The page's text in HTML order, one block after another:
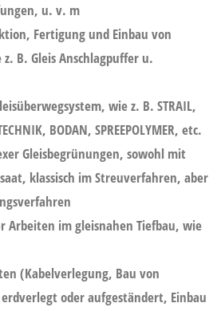
u. v. m
Fertigung und Einbau von
B. Gleis Anschlagpuffer u.
wie z. B. STRAIL,
BODAN, SPREEPOLYMER, etc.
Gleisbegrünungen, sowohl mit
klassisch im Streuverfahren, aber
Arbeiten im gleisnahen Tiefbau, wie
(Kabelverlegung, Bau von
oder aufgeständert, Einbau